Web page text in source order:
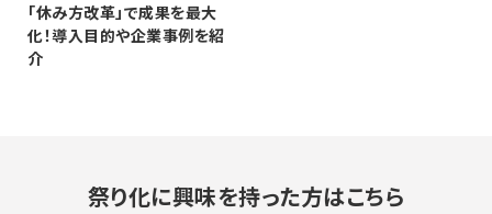
「休み方改革」で成果を最大
化！導入目的や企業事例を紹
介
祭り化に興味を持った方はこちら